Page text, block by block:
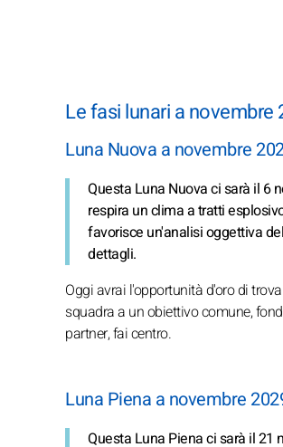
Le fasi lunari a novembre
Luna Nuova a novembre
Questa Luna Nuova ci sarà il 6
respira un clima a tratti
favorisce un'analisi oggettiva
dettagli.
Oggi avrai l'opportunità d'oro di
squadra a un obiettivo comune,
partner, fai centro.
Luna Piena a novembre
Questa Luna Piena ci sarà il 21